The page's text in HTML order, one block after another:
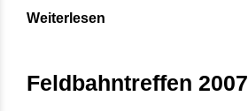
Weiterlesen
Feldbahntreffen 2007